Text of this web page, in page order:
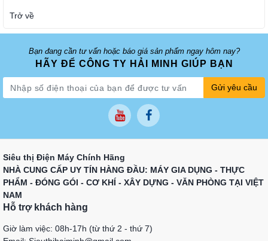
Trở về
Bạn đang cần tư vấn hoặc báo giá sản phẩm ngay hôm nay?
HÃY ĐỂ CÔNG TY HẢI MINH GIÚP BẠN
Gửi yêu cầu
Siêu thị Điện Máy Chính Hãng
NHÀ CUNG CẤP UY TÍN HÀNG ĐẦU: MÁY GIA DỤNG - THỰC
PHẨM - ĐÓNG GÓI - CƠ KHÍ - XÂY DỰNG - VĂN PHÒNG TẠI VIỆT
NAM
Hỗ trợ khách hàng
Giờ làm việc: 08h-17h (từ thứ 2 - thứ 7)